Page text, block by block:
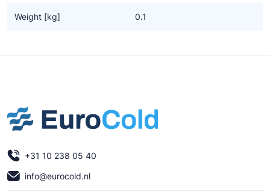
Weight [kg] 0.1
+31 10 238 05 40
info@eurocold.nl